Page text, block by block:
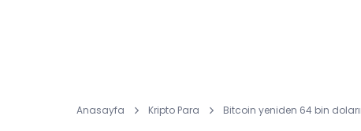
Anasayfa Kripto Para Bitcoin yeniden 64 bin